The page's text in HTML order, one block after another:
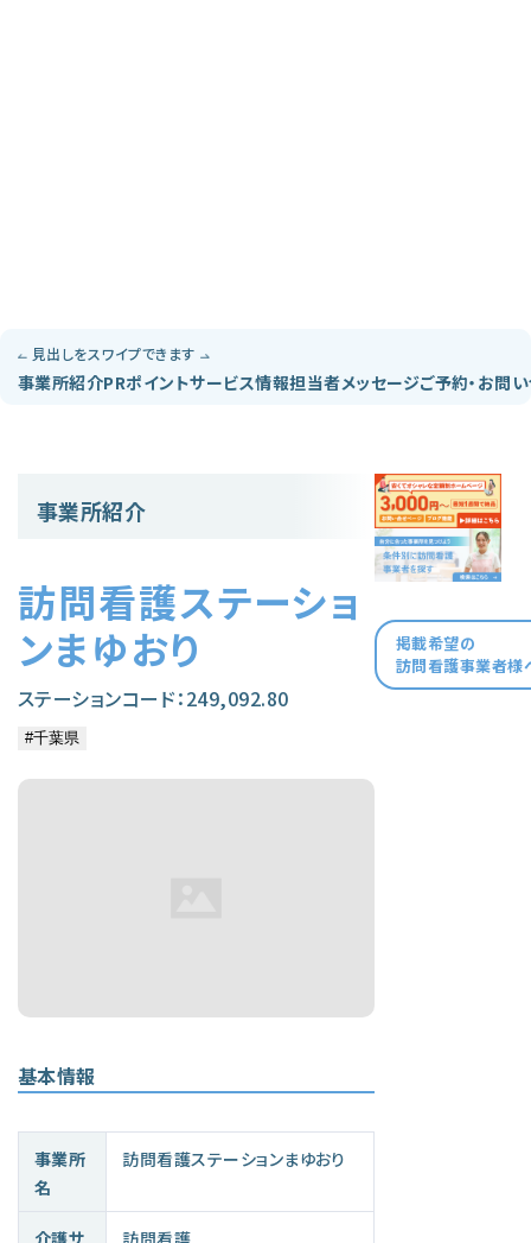
見出しをスワイプできます
事業所紹介PRポイントサービス情報担当者メッセージご予約・お問
事業所紹介
訪問看護ステーショ
ンまゆおり
ステーションコード：249,092.80
基本情報
事業所
名
訪問看護ステーションまゆおり
介護サ 訪問看護
掲載希望の
訪問看護事業者様